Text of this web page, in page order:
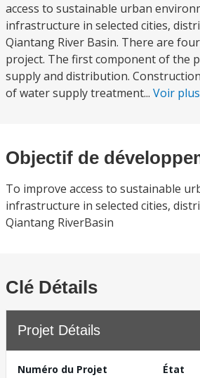
access to sustainable urban
infrastructure in selected cities,
Qiantang River Basin. There are
project. The first component of the
supply and distribution.
of water supply treatment... Voir plus
Objectif de
To improve access to sustainable
infrastructure in selected cities,
Qiantang RiverBasin
Clé Détails
Projet Détails
Numéro du Projet
État